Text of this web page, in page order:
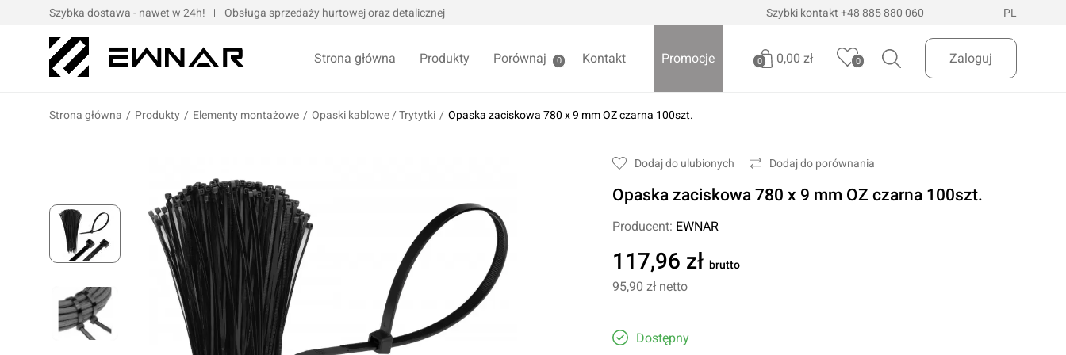
Szybka dostawa - nawet w 24h! Obsługa sprzedaży hurtowej oraz detalicznej Szybki kontakt +48 885 880 060 PL
Strona główna Produkty
Podnośniki oraz urządzenia dźwigowe
Bity, nasadki, końcówki
Wulkanizacja
Kompresory i narzędzia pneumatyczne
Prasy oraz narzędzia hydrauliczne
Wózki i zestawy narzędziowe
Elektronarzędzia/elektrotechnika
Obejmy metalowe
Taśmy
Oleje przekładniowe
Oleje motocyklowe
Akcesoria samochodowe
Wycieraczki samochodowe
Foteliki samochodowe
Akcesoria dla dzieci
Lodówki turystyczne
Latarki czołowe
Porównaj 0 Kontakt Promocje 0 0,00 zł
Realizuj zamówienie
Darmowa Dostawa InPost Paczkomaty już od 200zł
0 Zaloguj
Strona główna / Produkty / Elementy montażowe / Opaski kablowe / Trytytki / Opaska zaciskowa 780 x 9 mm OZ czarna 100szt.
Dodaj do ulubionych Dodaj do porównania
Opaska zaciskowa 780 x 9 mm OZ czarna 100szt.
Producent: EWNAR
117,96 zł brutto
95,90 zł netto
Dostępny